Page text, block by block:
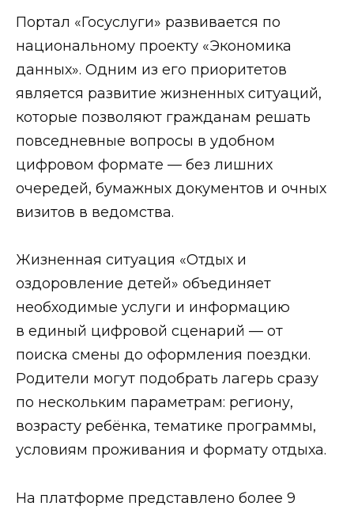
Портал «Госуслуги» развивается по
национальному проекту «Экономика
данных». Одним из его приоритетов
является развитие жизненных ситуаций,
которые позволяют гражданам решать
повседневные вопросы в удобном
цифровом формате — без лишних
очередей, бумажных документов и очных
визитов в ведомства.
Жизненная ситуация «Отдых и
оздоровление детей» объединяет
необходимые услуги и информацию
в единый цифровой сценарий — от
поиска смены до оформления поездки.
Родители могут подобрать лагерь сразу
по нескольким параметрам: региону,
возрасту ребёнка, тематике программы,
условиям проживания и формату отдыха.
На платформе представлено более 9